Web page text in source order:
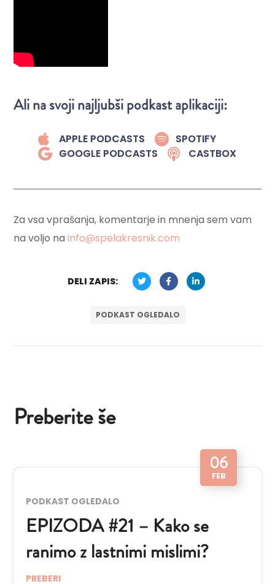
Ali na svoji najljubši podkast aplikaciji:
APPLE PODCASTS
SPOTIFY
GOOGLE PODCASTS
CASTBOX
Za vsa vprašanja, komentarje in mnenja sem vam
na voljo nainfo@spelakresnik.com
DELI ZAPIS:
PODKAST OGLEDALO
Preberite še
06
FEB
PODKAST OGLEDALO
EPIZODA #21 – Kako se
ranimo z lastnimi mislimi?
PREBERI